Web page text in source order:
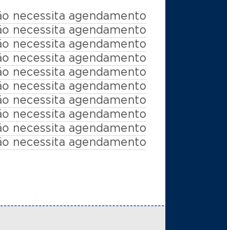
necessita agendamento
necessita agendamento
necessita agendamento
necessita agendamento
necessita agendamento
necessita agendamento
necessita agendamento
necessita agendamento
necessita agendamento
necessita agendamento